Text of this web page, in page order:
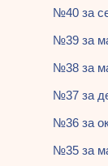
№40 за
№39 за
№38 за
№37 за
№36 за
№35 за